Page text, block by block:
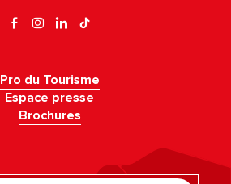
Pro du Tourisme
Espace presse
Brochures